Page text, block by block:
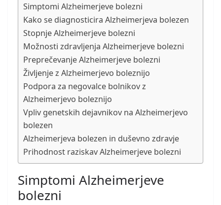
Simptomi Alzheimerjeve bolezni
Kako se diagnosticira Alzheimerjeva bolezen
Stopnje Alzheimerjeve bolezni
Možnosti zdravljenja Alzheimerjeve bolezni
Preprečevanje Alzheimerjeve bolezni
Življenje z Alzheimerjevo boleznijo
Podpora za negovalce bolnikov z
Alzheimerjevo boleznijo
Vpliv genetskih dejavnikov na Alzheimerjevo
bolezen
Alzheimerjeva bolezen in duševno zdravje
Prihodnost raziskav Alzheimerjeve bolezni
Simptomi Alzheimerjeve
bolezni